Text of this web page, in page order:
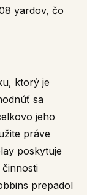
yardov, čo
ktorý je
sa
jeho
práve
poskytuje
prepadol